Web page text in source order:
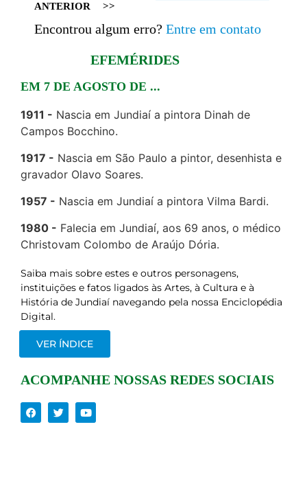
ANTERIOR
>>
Encontrou algum erro? Entre em contato
EFEMÉRIDES
EM 7 DE AGOSTO DE ...
1911
Nascia em Jundiaí a pintora Dinah de
Campos Bocchino.
1917
Nascia em São Paulo a pintor, desenhista e
gravador Olavo Soares.
1957
Nascia em Jundiaí a pintora Vilma Bardi.
1980
Falecia em Jundiaí, aos 69 anos, o médico
Christovam Colombo de Araújo Dória.
Saiba mais sobre estes e outros personagens,
instituições e fatos ligados às Artes, à Cultura e à
História de Jundiaí navegando pela nossa Enciclopédia
Digital.
VER ÍNDICE
ACOMPANHE NOSSAS REDES SOCIAIS